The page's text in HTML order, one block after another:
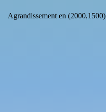
Agrandissement en (2000,1500)